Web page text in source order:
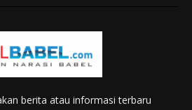
berita atau informasi terbaru